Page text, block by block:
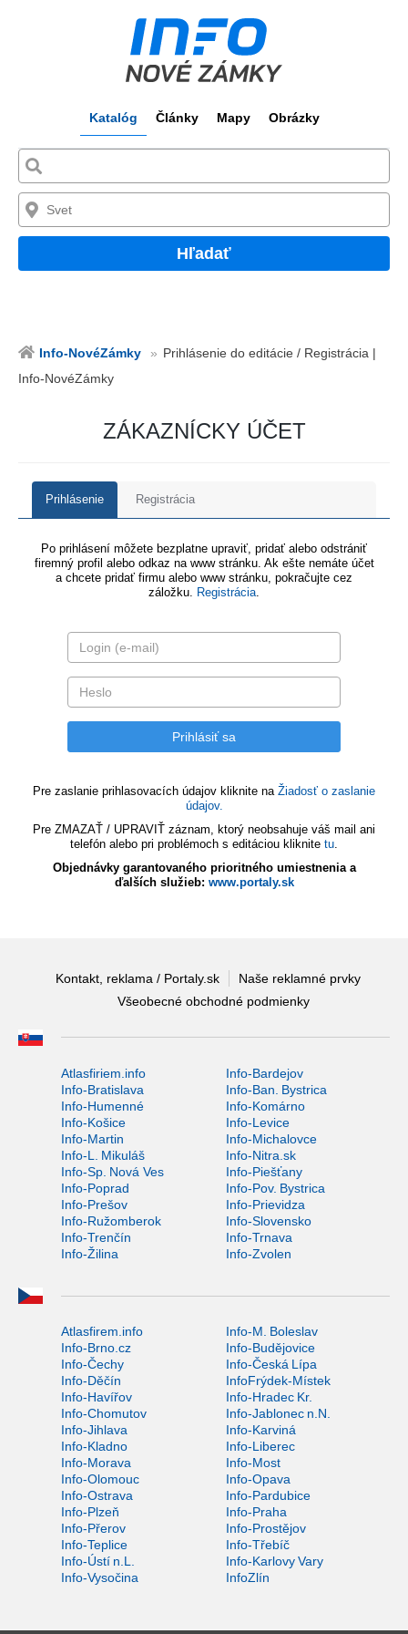
Katalóg Články Mapy Obrázky
Hľadať
Info-NovéZámky
Prihlásenie do editácie / Registrácia |
Info-NovéZámky
ZÁKAZNÍCKY ÚČET
Prihlásenie Registrácia
Po prihlásení môžete bezplatne upraviť, pridať alebo odstrániť
firemný profil alebo odkaz na www stránku. Ak ešte nemáte účet
a chcete pridať firmu alebo www stránku, pokračujte cez
záložku. Registrácia.
Pre zaslanie prihlasovacích údajov kliknite na Žiadosť o zaslanie
údajov.
Pre ZMAZAŤ / UPRAVIŤ záznam, ktorý neobsahuje váš mail ani
telefón alebo pri problémoch s editáciou kliknite tu.
Objednávky garantovaného prioritného umiestnenia a
ďalších služieb: www.portaly.sk
Kontakt, reklama / Portaly.sk
Naše reklamné prvky
Všeobecné obchodné podmienky
Atlasfiriem.info
Info-Bardejov
Info-Bratislava
Info-Ban. Bystrica
Info-Humenné
Info-Komárno
Info-Košice
Info-Levice
Info-Martin
Info-Michalovce
Info-L. Mikuláš
Info-Nitra.sk
Info-Sp. Nová Ves
Info-Piešťany
Info-Poprad
Info-Pov. Bystrica
Info-Prešov
Info-Prievidza
Info-Ružomberok
Info-Slovensko
Info-Trenčín
Info-Trnava
Info-Žilina
Info-Zvolen
Atlasfirem.info
Info-M. Boleslav
Info-Brno.cz
Info-Budějovice
Info-Čechy
Info-Česká Lípa
Info-Děčín
InfoFrýdek-Místek
Info-Havířov
Info-Hradec Kr.
Info-Chomutov
Info-Jablonec n.N.
Info-Jihlava
Info-Karviná
Info-Kladno
Info-Liberec
Info-Morava
Info-Most
Info-Olomouc
Info-Opava
Info-Ostrava
Info-Pardubice
Info-Plzeň
Info-Praha
Info-Přerov
Info-Prostějov
Info-Teplice
Info-Třebíč
Info-Ústí n.L.
Info-Karlovy Vary
Info-Vysočina
InfoZlín